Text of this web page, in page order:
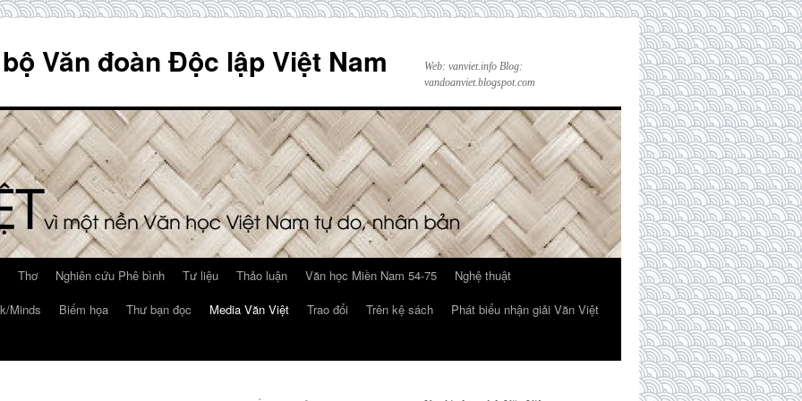
Văn đoàn Độc lập Việt Nam
Web: vanviet.info Blog:
vandoanviet.blogspot.com
Thơ Nghiên cứu Phê bình Tư liệu Thảo luận Văn học Miền Nam 54-75
Nghệ thuật
Minds Biếm họa Thư bạn đọc Media Văn Việt Trao đổi Trên kệ sách
Phát biểu nhận giải Văn Việt